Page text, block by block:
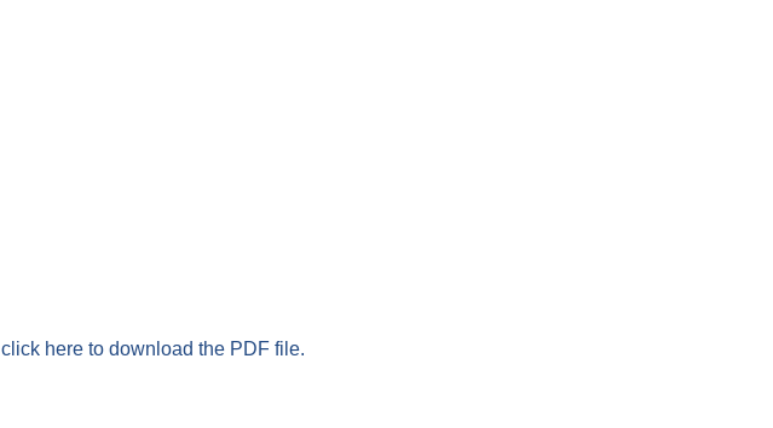
click here to download the PDF file.